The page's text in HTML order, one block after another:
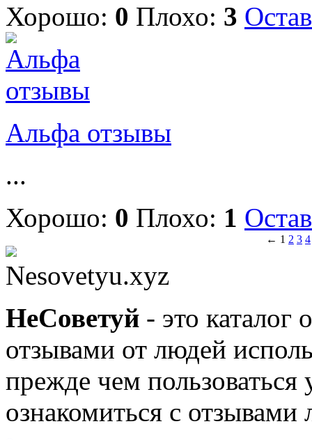
Хорошо: 0 Плохо: 3
Альфа отзывы
...
Хорошо: 0 Плохо: 1
← 1 2 3 4
Nesovetyu.xyz
НеСоветуй - это каталог
отзывами от людей
прежде чем
ознакомиться с отзывами